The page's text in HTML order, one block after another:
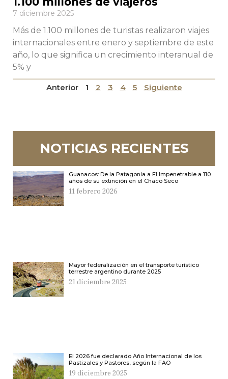
7 diciembre 2025
Más de 1.100 millones de turistas realizaron viajes
internacionales entre enero y septiembre de este
año, lo que significa un crecimiento interanual de
5% y
Anterior 1 2 3 4 5 Siguiente
NOTICIAS RECIENTES
Guanacos: De la Patagonia a El Impenetrable a 110
años de su extinción en el Chaco Seco
11 febrero 2026
Mayor federalización en el transporte turístico
terrestre argentino durante 2025
21 diciembre 2025
El 2026 fue declarado Año Internacional de los
Pastizales y Pastores, según la FAO
19 diciembre 2025